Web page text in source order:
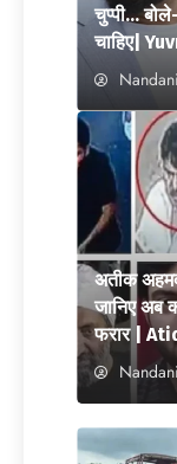
चुप्पी…
चाहिए|
Nandani
अतीक
जानिए अब
फरार |
Nandani